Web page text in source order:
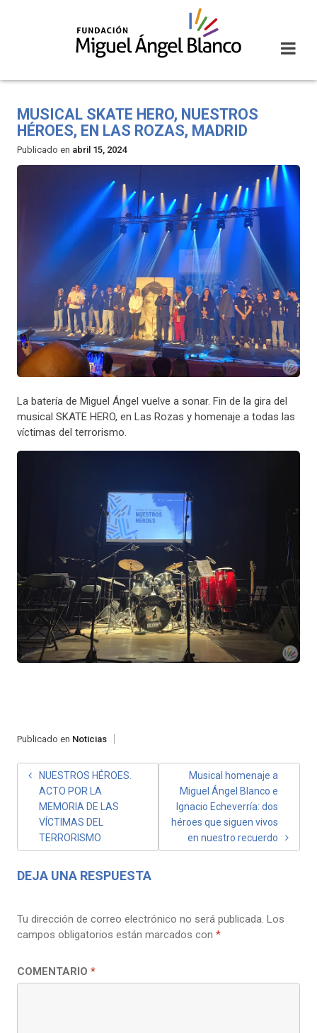
MUSICAL SKATE HERO, NUESTROS
HÉROES, EN LAS ROZAS, MADRID
Publicado en abril 15, 2024
La batería de Miguel Ángel vuelve a sonar. Fin de la gira del
musical SKATE HERO, en Las Rozas y homenaje a todas las
víctimas del terrorismo.
Publicado en Noticias
NAVEGACIÓN
ENTRADAS
NUESTROS HÉROES.
ACTO POR LA
MEMORIA DE LAS
VÍCTIMAS DEL
TERRORISMO
Musical homenaje a
Miguel Ángel Blanco e
Ignacio Echeverría: dos
héroes que siguen vivos
en nuestro recuerdo
DEJA UNA RESPUESTA
Tu dirección de correo electrónico no será publicada. Los
campos obligatorios están marcados con *
COMENTARIO *